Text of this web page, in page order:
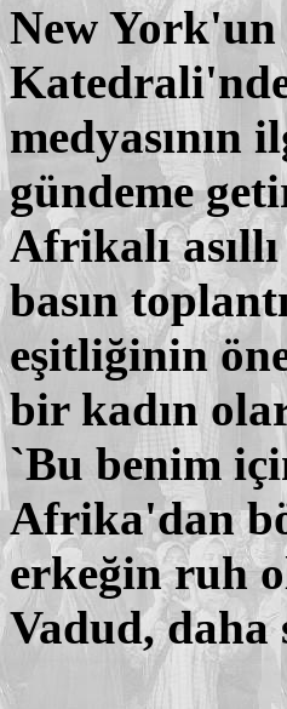
New
medyasının
gündeme
Afrikalı
basın
eşitliğinin
bir kadın
`Bu benim
Afrika'dan
erkeğin ruh
Vadud, daha